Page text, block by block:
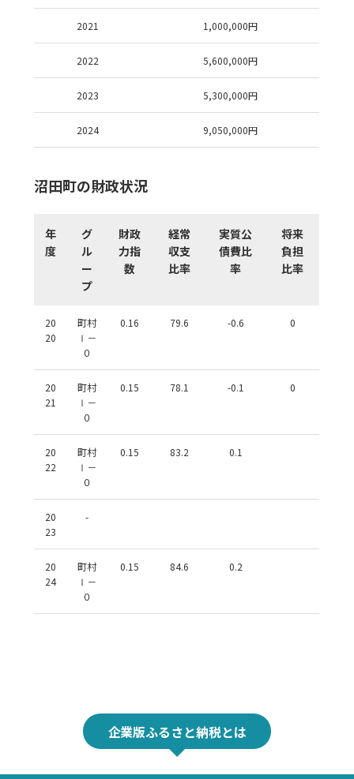
2021 1,000,000円
2022 5,600,000円
2023 5,300,000円
2024 9,050,000円
沼田町の財政状況
年
度
グ
ル
ー
プ
財政
力指
数
経常
収支
比率
実質公
債費比
率
将来
負担
比率
20
20
町村
Ⅰ－
０
0.16 79.6 -0.6 0
20
21
町村
Ⅰ－
０
0.15 78.1 -0.1 0
20
22
町村
Ⅰ－
０
0.15 83.2 0.1
20
23
-
20
24
町村
Ⅰ－
０
0.15 84.6 0.2
企業版ふるさと納税とは